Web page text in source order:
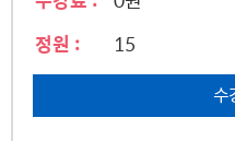
정원 :
15
수